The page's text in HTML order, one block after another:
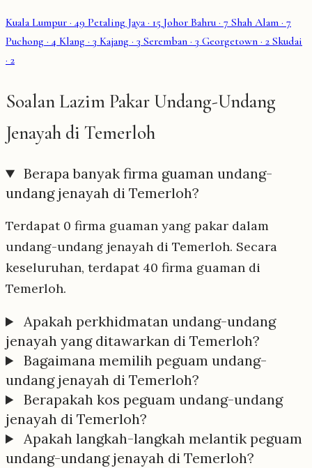
Kuala Lumpur · 49 Petaling Jaya· 15 Johor Bahru · 7 Shah Alam · 7
Puchong · 4 Klang · 3 Kajang · 3 Seremban · 3 Georgetown · 2 Skudai
· 2
Soalan Lazim Pakar Undang-Undang
Jenayah di Temerloh
Berapa banyak firma guaman undang-
undang jenayah di Temerloh?
Terdapat 0 firma guaman yang pakar dalam
undang-undang jenayah di Temerloh. Secara
keseluruhan, terdapat 40 firma guaman di
Temerloh.
Apakah perkhidmatan undang-undang
jenayah yang ditawarkan di Temerloh?
Bagaimana memilih peguam undang-
undang jenayah di Temerloh?
Berapakah kos peguam undang-undang
jenayah di Temerloh?
Apakah langkah-langkah melantik peguam
undang-undang jenayah di Temerloh?